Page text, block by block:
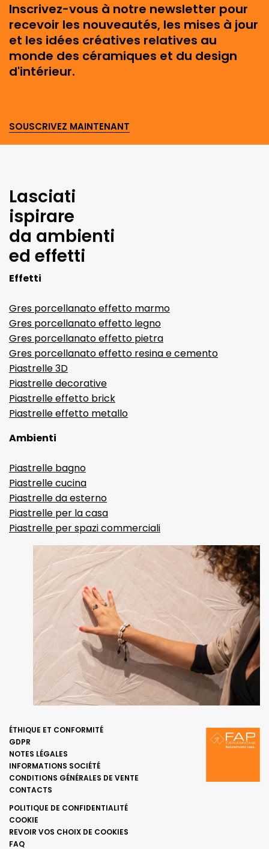
Inscrivez-vous à notre newsletter pour
recevoir les nouveautés, les mises à jour
et les idées créatives relatives au
monde des céramiques et du design
d'intérieur.
SOUSCRIVEZ MAINTENANT
Lasciati
ispirare
da ambienti
ed effetti
Effetti
Gres porcellanato effetto marmo
Gres porcellanato effetto legno
Gres porcellanato effetto pietra
Gres porcellanato effetto resina e cemento
Piastrelle 3D
Piastrelle decorative
Piastrelle effetto brick
Piastrelle effetto metallo
Ambienti
Piastrelle bagno
Piastrelle cucina
Piastrelle da esterno
Piastrelle per la casa
Piastrelle per spazi commerciali
ÉTHIQUE ET CONFORMITÉ
GDPR
NOTES LÉGALES
INFORMATIONS SOCIÉTÉ
CONDITIONS GÉNÉRALES DE VENTE
CONTACTS
POLITIQUE DE CONFIDENTIALITÉ
COOKIE
REVOIR VOS CHOIX DE COOKIES
FAQ